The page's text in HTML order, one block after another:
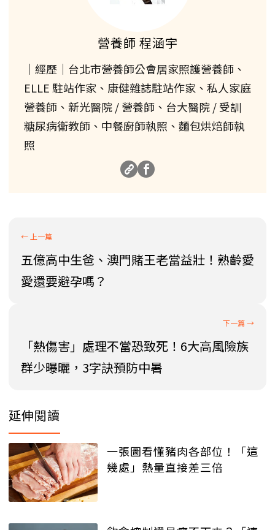
營養師 程涵宇
｜經歷｜台北市營養師公會居家照護營養師、
ELLE 駐站作家、康健雜誌駐站作家、私人家庭
營養師、新光醫院 / 營養師、台大醫院 / 受訓
糖尿病衛教師、中餐廚師執照、麵包烘焙師執
照
五億高中生爸、澳門賭王老當益壯！熟齡愛
愛還要避孕嗎？
「熱傷害」處理不當恐致死！6大高風險族
群少曝曬，3字訣預防中暑
延伸閱讀
一張圖看懂豬肉各部位！「這
幾處」熱量直接差三倍